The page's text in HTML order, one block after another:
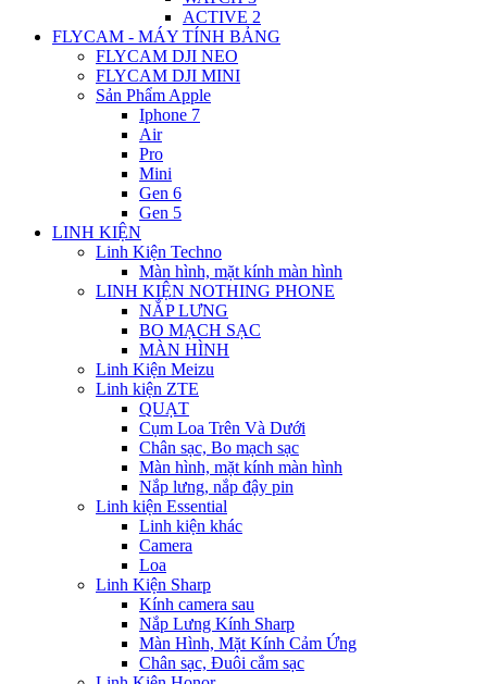
ACTIVE 2
FLYCAM - MÁY TÍNH BẢNG
FLYCAM DJI NEO
FLYCAM DJI MINI
Sản Phẩm Apple
Iphone 7
Air
Pro
Mini
Gen 6
Gen 5
LINH KIỆN
Linh Kiện Techno
Màn hình, mặt kính màn hình
LINH KIỆN NOTHING PHONE
NẮP LƯNG
BO MẠCH SẠC
MÀN HÌNH
Linh Kiện Meizu
Linh kiện ZTE
QUẠT
Cụm Loa Trên Và Dưới
Chân sạc, Bo mạch sạc
Màn hình, mặt kính màn hình
Nắp lưng, nắp đậy pin
Linh kiện Essential
Linh kiện khác
Camera
Loa
Linh Kiện Sharp
Kính camera sau
Nắp Lưng Kính Sharp
Màn Hình, Mặt Kính Cảm Ứng
Chân sạc, Đuôi cắm sạc